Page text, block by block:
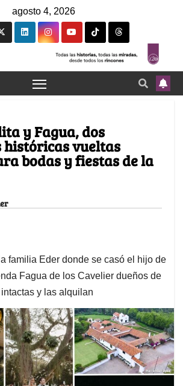
agosto 4, 2026
y Fagua, dos
históricas vueltas
bodas y fiestas de la
familia Eder donde se casó el hijo de
Fagua de los Cavelier dueños de
y las alquilan